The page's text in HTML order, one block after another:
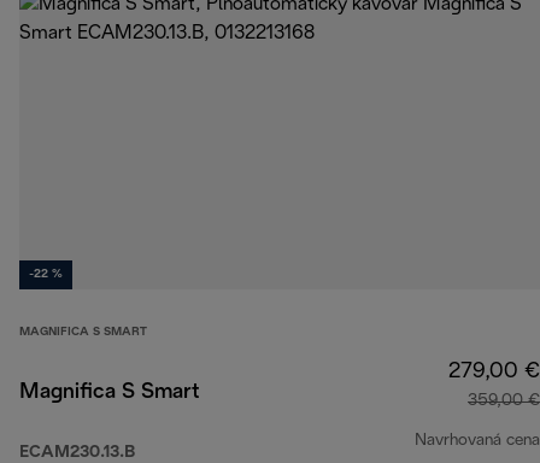
-22 %
MAGNIFICA S SMART
Magnifica S Smart
ECAM230.13.B
279,00 €
359,00 €
Navrhovaná cena